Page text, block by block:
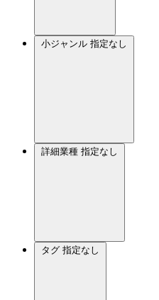
小ジャンル 指定なし
詳細業種 指定なし
タグ 指定なし